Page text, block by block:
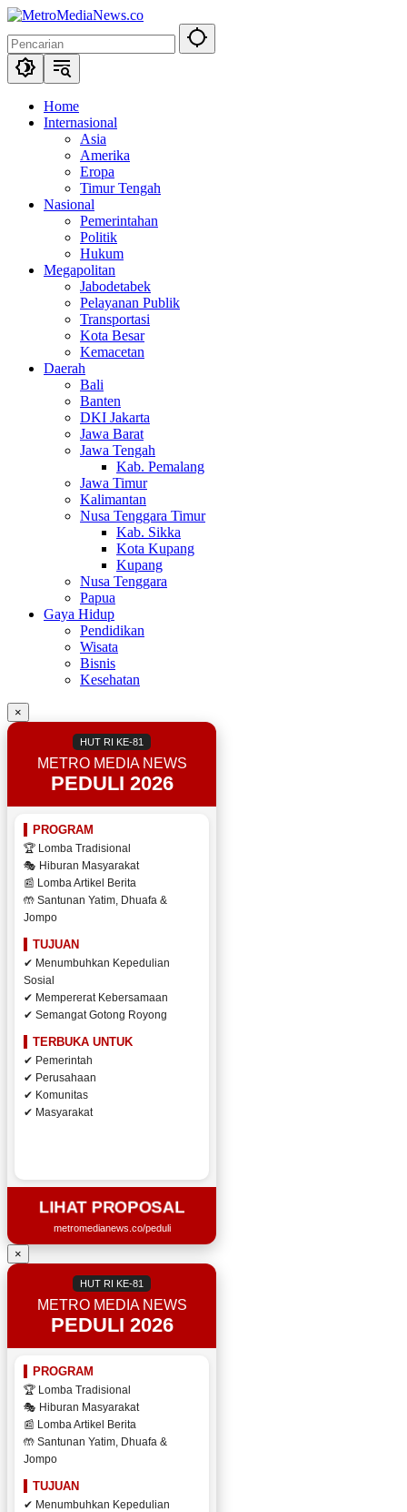
Langsung
konten
Home
Internasional
Asia
Amerika
Eropa
Timur Tengah
Nasional
Pemerintahan
Politik
Hukum
Megapolitan
Jabodetabek
Pelayanan Publik
Transportasi
Kota Besar
Kemacetan
Daerah
Bali
Banten
DKI Jakarta
Jawa Barat
Jawa Tengah
Kab. Pemalang
Jawa Timur
Kalimantan
Nusa Tenggara Timur
Kab. Sikka
Kota Kupang
Kupang
Nusa Tenggara
Papua
Gaya Hidup
Pendidikan
Wisata
Bisnis
Kesehatan
×
HUT RI KE-81
METRO MEDIA NEWS
PEDULI 2026
PROGRAM
🏆 Lomba Tradisional
🎭 Hiburan Masyarakat
📰 Lomba Artikel Berita
🤲 Santunan Yatim, Dhuafa &
Jompo
TUJUAN
✔ Menumbuhkan Kepedulian
Sosial
✔ Mempererat Kebersamaan
✔ Semangat Gotong Royong
TERBUKA UNTUK
✔ Pemerintah
✔ Perusahaan
✔ Komunitas
✔ Masyarakat
LIHAT PROPOSAL
metromedianews.co/peduli
×
HUT RI KE-81
METRO MEDIA NEWS
PEDULI 2026
PROGRAM
🏆 Lomba Tradisional
🎭 Hiburan Masyarakat
📰 Lomba Artikel Berita
🤲 Santunan Yatim, Dhuafa &
Jompo
TUJUAN
✔ Menumbuhkan Kepedulian